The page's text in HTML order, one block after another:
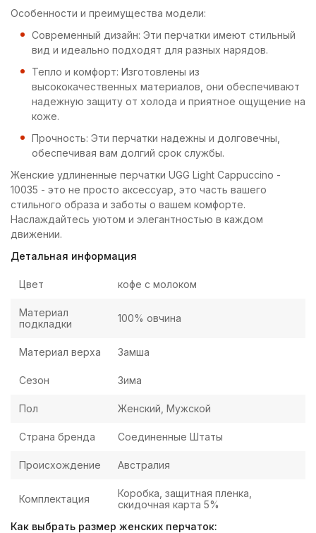
Особенности и преимущества модели:
Современный дизайн: Эти перчатки имеют стильный
вид и идеально подходят для разных нарядов.
Тепло и комфорт: Изготовлены из
высококачественных материалов, они обеспечивают
надежную защиту от холода и приятное ощущение на
коже.
Прочность: Эти перчатки надежны и долговечны,
обеспечивая вам долгий срок службы.
Женские удлиненные перчатки UGG Light Cappuccino -
10035 - это не просто аксессуар, это часть вашего
стильного образа и заботы о вашем комфорте.
Наслаждайтесь уютом и элегантностью в каждом
движении.
Детальная информация
Цвет кофе с молоком
Материал
подкладки
100% овчина
Материал верха Замша
Сезон Зима
Пол Женский, Мужской
Страна бренда Соединенные Штаты
Происхождение Австралия
Комплектация
Коробка, защитная пленка,
скидочная карта 5%
Как выбрать размер женских перчаток: